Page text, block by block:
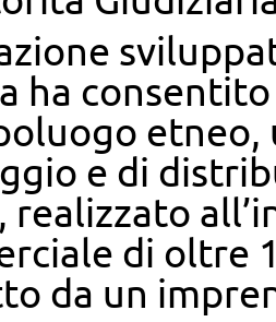
ha
e di
realizzato
di oltre
da un